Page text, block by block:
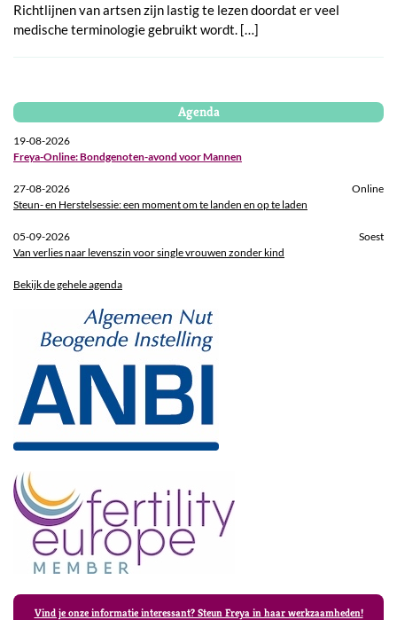
Richtlijnen van artsen zijn lastig te lezen doordat er veel
medische terminologie gebruikt wordt. […]
Agenda
19-08-2026
Freya-Online: Bondgenoten-avond voor Mannen
27-08-2026
Online
Steun- en Herstelsessie: een moment om te landen en op te laden
05-09-2026
Soest
Van verlies naar levenszin voor single vrouwen zonder kind
Bekijk de gehele agenda
Vind je onze informatie interessant? Steun Freya in haar werkzaamheden!